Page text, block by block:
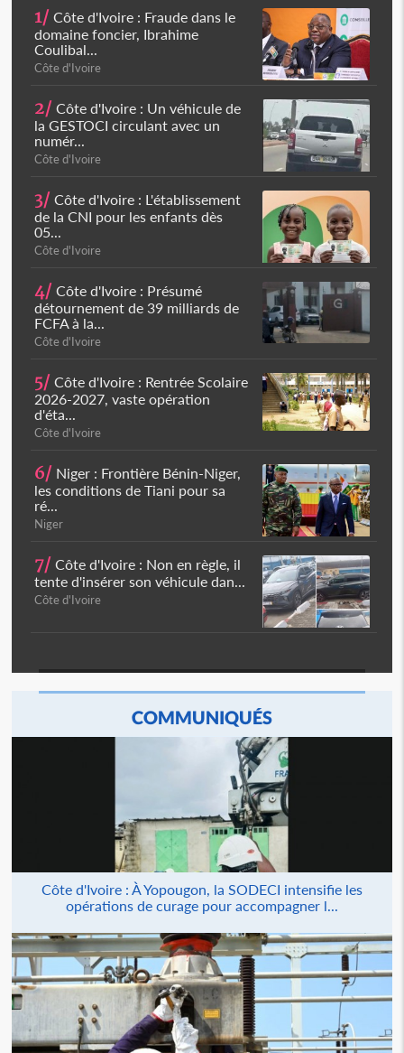
1/ Côte d'Ivoire : Fraude dans le
domaine foncier, Ibrahime
Coulibal...
Côte d'Ivoire
2/ Côte d'Ivoire : Un véhicule de
la GESTOCI circulant avec un
numér...
Côte d'Ivoire
3/ Côte d'Ivoire : L'établissement
de la CNI pour les enfants dès
05...
Côte d'Ivoire
4/ Côte d'Ivoire : Présumé
détournement de 39 milliards de
FCFA à la...
Côte d'Ivoire
5/ Côte d'Ivoire : Rentrée Scolaire
2026-2027, vaste opération
d'éta...
Côte d'Ivoire
6/ Niger : Frontière Bénin-Niger,
les conditions de Tiani pour sa
ré...
Niger
7/ Côte d'Ivoire : Non en règle, il
tente d'insérer son véhicule dan...
Côte d'Ivoire
COMMUNIQUÉS
Côte d'Ivoire : À Yopougon, la SODECI intensifie les
opérations de curage pour accompagner l...